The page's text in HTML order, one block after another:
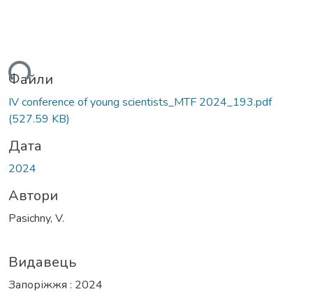
Файли
ІV conference of young scientists_MTF 2024_193.pdf
(527.59 KB)
Дата
2024
Автори
Pasichny, V.
Видавець
Запоріжжя : 2024